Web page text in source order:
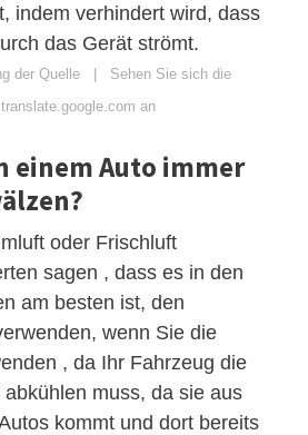
indem verhindert wird, dass
das Gerät strömt.
der Quelle | Sehen Sie sich die
an
einem Auto immer
oder Frischluft
sagen , dass es in den
am besten ist, den
wenn Sie die
, da Ihr Fahrzeug die
muss, da sie aus
kommt und dort bereits